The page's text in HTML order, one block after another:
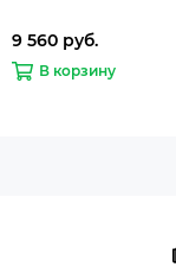
9 560 руб.
В корзину